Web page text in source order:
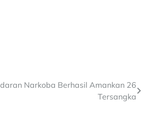
Narkoba Berhasil Amankan 26
Tersangka